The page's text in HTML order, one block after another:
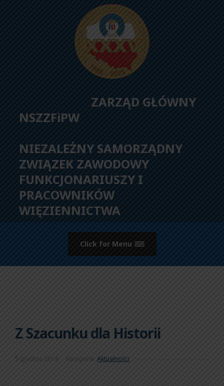
ZARZĄD GŁÓWNY
NSZZFiPW
NIEZALEŻNY SAMORZĄDNY
ZWIĄZEK ZAWODOWY
FUNKCJONARIUSZY I
PRACOWNIKÓW
WIĘZIENNICTWA
Click for Menu
Z Szacunku dla Historii
5 grudnia 2014 Kategorie: Aktualności